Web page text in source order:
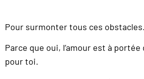
Pour surmonter tous ces obstacles.
Parce que oui, l’amour est à
pour toi.